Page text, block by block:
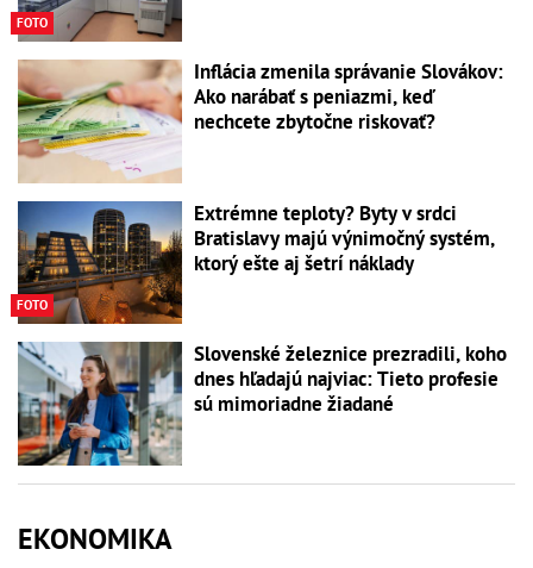
FOTO
Inflácia zmenila správanie Slovákov:
Ako narábať s peniazmi, keď
nechcete zbytočne riskovať?
FOTO
Extrémne teploty? Byty v srdci
Bratislavy majú výnimočný systém,
ktorý ešte aj šetrí náklady
Slovenské železnice prezradili, koho
dnes hľadajú najviac: Tieto profesie
sú mimoriadne žiadané
EKONOMIKA